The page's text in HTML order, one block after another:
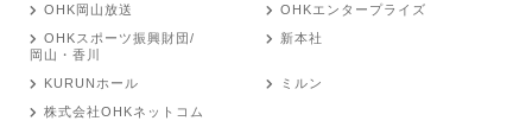
OHK岡山放送
OHKエンタープライズ
OHKスポーツ振興財団/
岡山・香川
新本社
KURUNホール
ミルン
株式会社OHKネットコム